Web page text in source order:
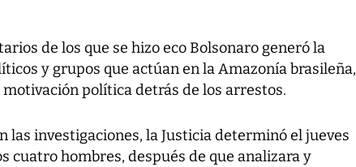
de los que se hizo eco Bolsonaro generó la
y grupos que actúan en la Amazonía brasileña,
política detrás de los arrestos.
las investigaciones, la Justicia determinó el jueves
cuatro hombres, después de que analizara y